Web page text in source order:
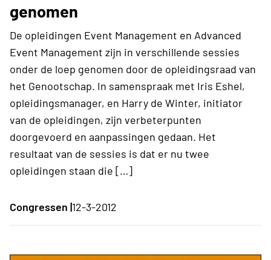
genomen
De opleidingen Event Management en Advanced
Event Management zijn in verschillende sessies
onder de loep genomen door de opleidingsraad van
het Genootschap. In samenspraak met Iris Eshel,
opleidingsmanager, en Harry de Winter, initiator
van de opleidingen, zijn verbeterpunten
doorgevoerd en aanpassingen gedaan. Het
resultaat van de sessies is dat er nu twee
opleidingen staan die […]
Congressen |12-3-2012